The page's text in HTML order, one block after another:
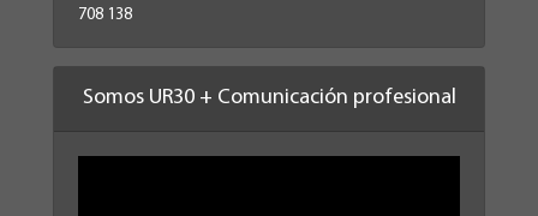
708 138
Somos UR30 + Comunicación profesional